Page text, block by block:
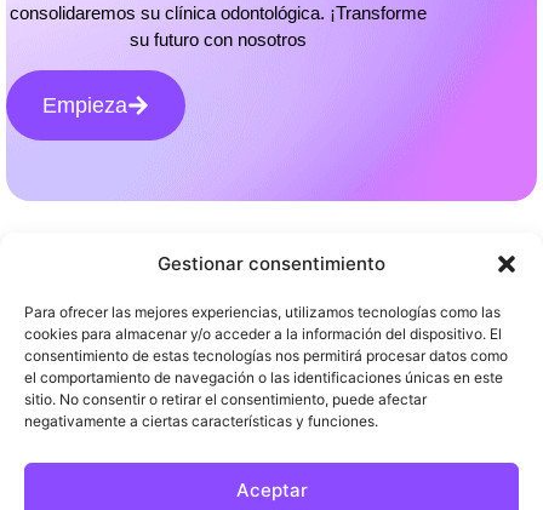
Gestionar consentimiento
Para ofrecer las mejores experiencias, utilizamos tecnologías como las
cookies para almacenar y/o acceder a la información del dispositivo. El
consentimiento de estas tecnologías nos permitirá procesar datos como
el comportamiento de navegación o las identificaciones únicas en este
sitio. No consentir o retirar el consentimiento, puede afectar
negativamente a ciertas características y funciones.
Aceptar
consolidaremos su clínica odontológica. ¡Transforme
su futuro con nosotros
Empieza
Menu
Legal
© Copywright 2025 Odontogrup